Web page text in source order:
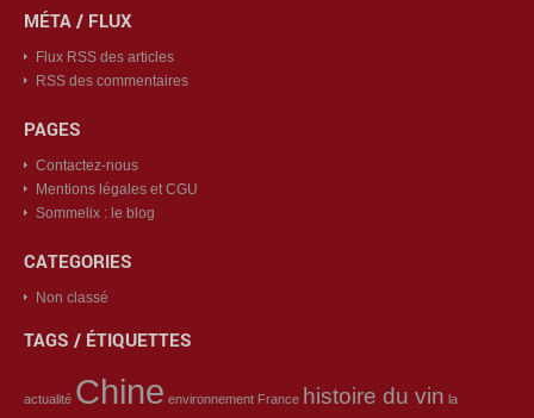
MÉTA / FLUX
Flux RSS des articles
RSS des commentaires
PAGES
Contactez-nous
Mentions légales et CGU
Sommelix : le blog
CATEGORIES
Non classé
TAGS / ÉTIQUETTES
actualité Chine environnement France histoire du vin la